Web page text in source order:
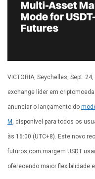
VICTORIA, Seychelles, Sept.
exchange líder em
anunciar o lançamento do
M , disponível para todos os
às 16:00 (UTC+8). Este novo
futuros com margem USDT
oferecendo maior flexibilidade